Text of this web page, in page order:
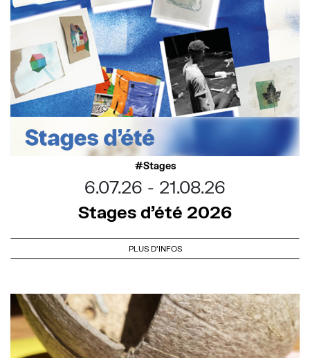
Stages
6.07.26
21.08.26
Stages d’été 2026
PLUS D'INFOS